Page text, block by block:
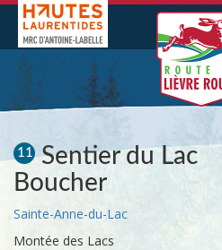
11 Sentier du Lac
Boucher
Sainte-Anne-du-Lac
Montée des Lacs